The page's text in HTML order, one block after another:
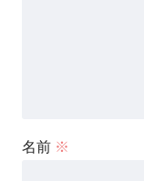
名前 ※